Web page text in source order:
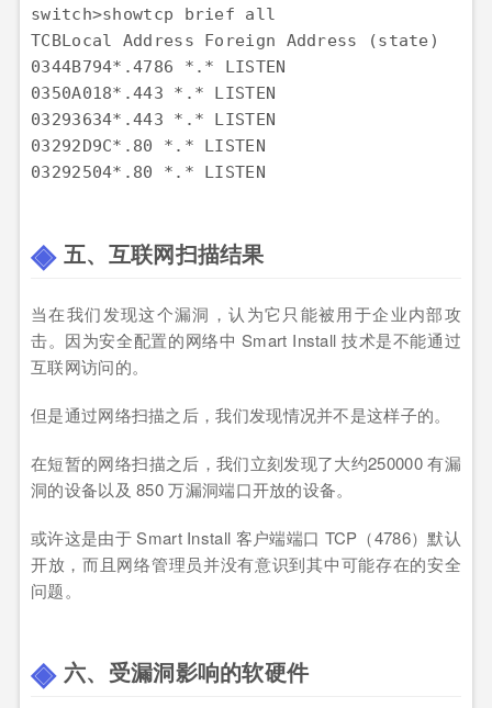
switch>showtcp brief
all
TCBLocal
Address Foreign Address (state )
0344B794* .4786 *.* LISTEN
0350A018* .443 *.* LISTEN
03293634* .443 *.* LISTEN
03292D9C* .80 *.* LISTEN
03292504* .80 *.* LISTEN
五、互联网扫描结果
当在我们发现这个漏洞，认为它只能被用于企业内部攻
击。因为安全配置的网络中 Smart Install 技术是不能通过
互联网访问的。
但是通过网络扫描之后，我们发现情况并不是这样子的。
在短暂的网络扫描之后，我们立刻发现了大约250000 有漏
洞的设备以及 850 万漏洞端口开放的设备。
或许这是由于 Smart Install 客户端端口 TCP（4786）默认
开放，而且网络管理员并没有意识到其中可能存在的安全
问题。
六、受漏洞影响的软硬件